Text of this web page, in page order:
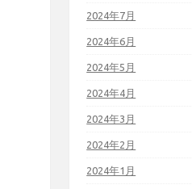
2024年7月
2024年6月
2024年5月
2024年4月
2024年3月
2024年2月
2024年1月